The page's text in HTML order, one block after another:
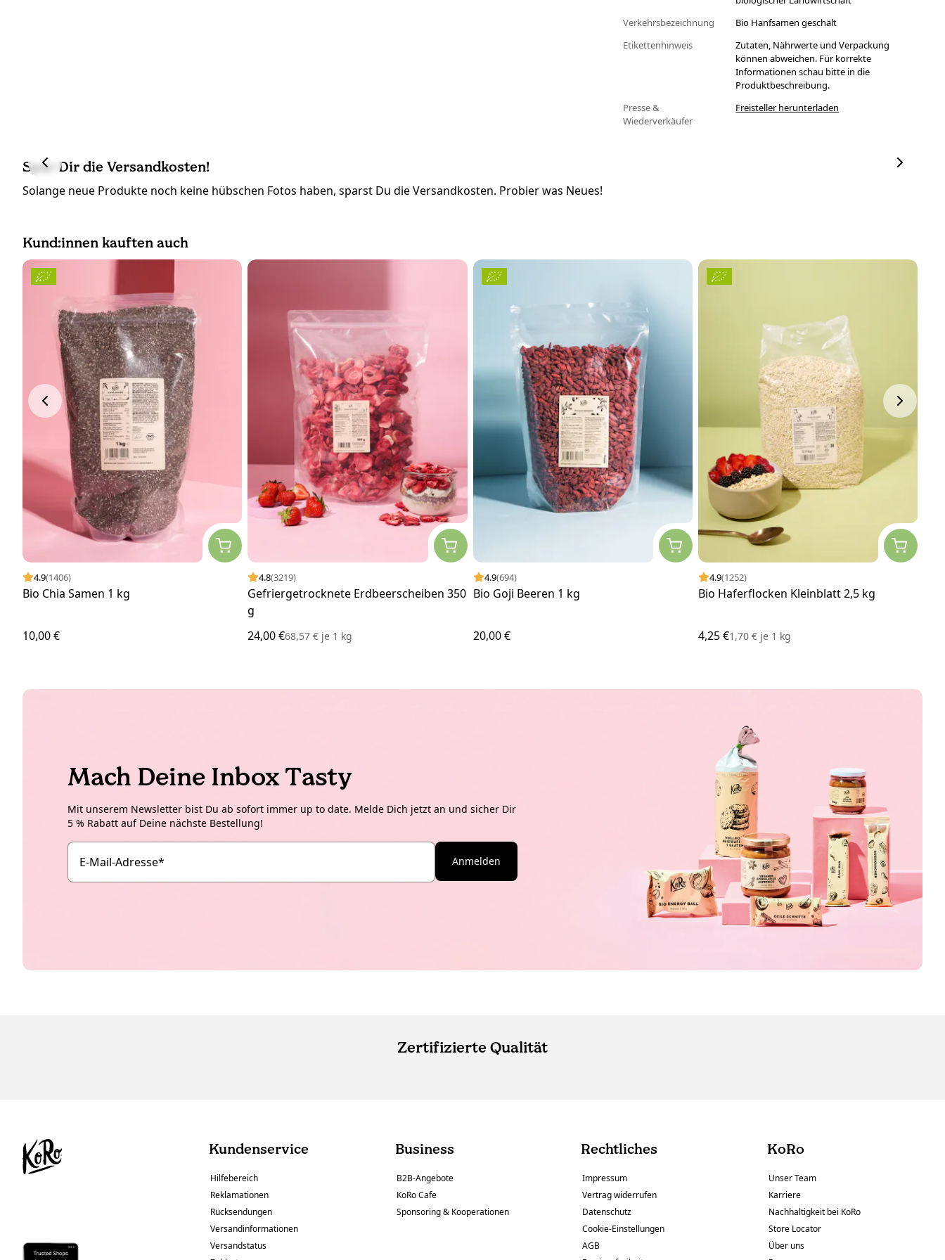
Verkehrsbezeichnung
Bio Hanfsamen geschält
Etikettenhinweis
Zutaten, Nährwerte und Verpackung
können abweichen. Für korrekte
Informationen schau bitte in die
Produktbeschreibung.
Presse &
Wiederverkäufer
Freisteller herunterladen
Spar Dir die Versandkosten!
Solange neue Produkte noch keine hübschen Fotos haben, sparst Du die Versandkosten. Probier was Neues!
Kund:innen kauften auch
4.9(1406)
Bio Chia Samen 1 kg
10,00 €
4.8(3219)
Gefriergetrocknete Erdbeerscheiben 350
g
24,00 €68,57 € je 1 kg
4.9(694)
Bio Goji Beeren 1 kg
20,00 €
4.9(1252)
Bio Haferflocken Kleinblatt 2,5 kg
4,25 €1,70 € je1 kg
Mach Deine Inbox Tasty
Mit unserem Newsletter bist Du ab sofort immer up to date. Melde Dich jetzt an und sicher Dir
5 % Rabatt auf Deine nächste Bestellung!
E-Mail-Adresse* Anmelden
Zertifizierte Qualität
Kundenservice
Hilfebereich
Reklamationen
Rücksendungen
Versandinformationen
Versandstatus
Business
B2B-Angebote
KoRo Cafe
Sponsoring & Kooperationen
Rechtliches
Impressum
Vertrag widerrufen
Datenschutz
Cookie-Einstellungen
AGB
KoRo
Unser Team
Karriere
Nachhaltigkeit bei KoRo
Store Locator
Über uns